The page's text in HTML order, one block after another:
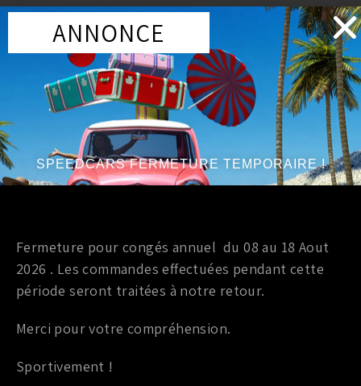
Marque
RS-R
Année du véhicule:à partir de 2009, jusqu’à 2014
Série:V6 3.7L
Ressorts courts
RESSORTS COURTS RS-R POUR NISSAN 370Z
Ajouter au panier
ANNONCE
SPEEDCARS FERMETURE TEMPORAIRE !
Fermeture pour congés annuel du 08 au 18 Aout
2026 . Les commandes effectuées pendant cette
période seront traitées à notre retour.
Merci pour votre compréhension.
Sportivement !